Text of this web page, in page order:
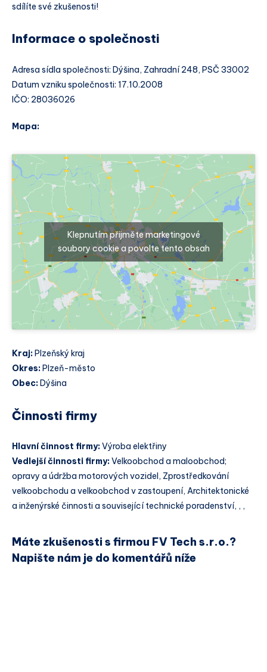
sdílíte své zkušenosti!
Informace o společnosti
Adresa sídla společnosti: Dýšina, Zahradní 248, PSČ 33002
Datum vzniku společnosti: 17.10.2008
IČO: 28036026
Mapa:
Klepnutím přijměte marketingové
soubory cookie a povolte tento obsah
Kraj: Plzeňský kraj
Okres: Plzeň-město
Obec: Dýšina
Činnosti firmy
Hlavní činnost firmy:Výroba elektřiny
Vedlejší činnosti firmy:Velkoobchod a maloobchod;
opravy a údržba motorových vozidel, Zprostředkování
velkoobchodu a velkoobchod v zastoupení, Architektonické
a inženýrské činnosti a související technické poradenství, , ,
Máte zkušenosti s firmou FV Tech s.r.o.?
Napište nám je do komentářů níže